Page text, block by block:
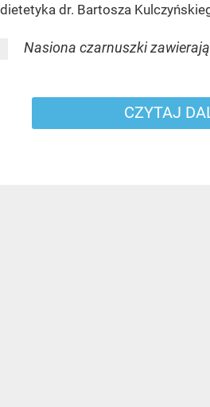
dietetyka dr. Bartosza
Nasiona czarnuszki
CZYTAJ